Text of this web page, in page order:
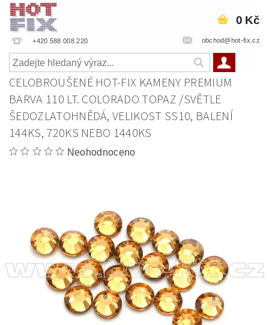
+420 588 008 220 obchod@hot-fix.cz
0 Kč
CELOBROUŠENÉ HOT-FIX KAMENY PREMIUM
BARVA 110 LT. COLORADO TOPAZ /SVĚTLE
ŠEDOZLATOHNĚDÁ, VELIKOST SS10, BALENÍ
144KS, 720KS NEBO 1440KS
Neohodnoceno